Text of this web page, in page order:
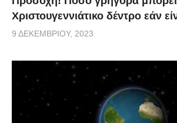
Χριστουγεννιάτικο δέντρο εάν
9 ΔΕΚΕΜΒΡΊΟΥ, 2023